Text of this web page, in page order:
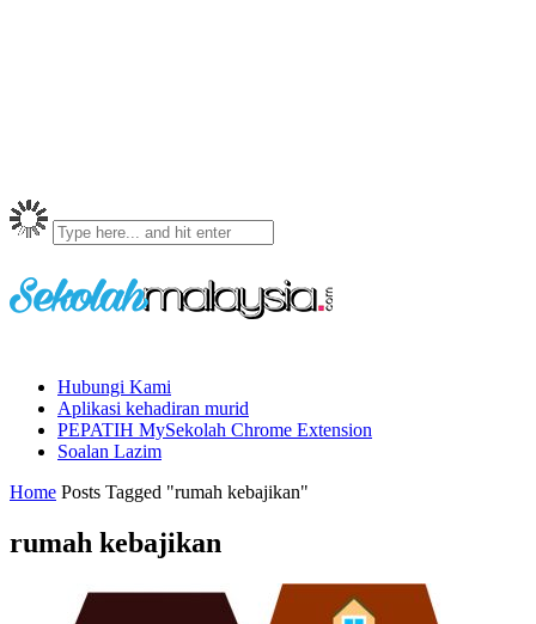
Hubungi Kami
Aplikasi kehadiran murid
PEPATIH MySekolah Chrome Extension
Soalan Lazim
Home Posts Tagged "rumah kebajikan"
rumah kebajikan